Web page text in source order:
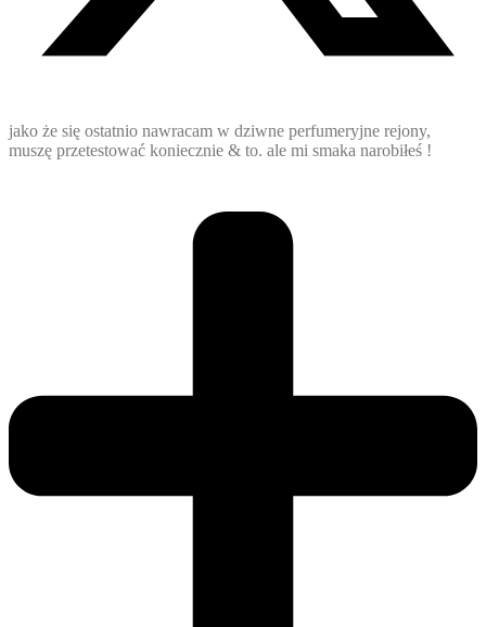
jako że się ostatnio nawracam w dziwne perfumeryjne rejony,
muszę przetestować koniecznie & to. ale mi smaka narobiłeś !